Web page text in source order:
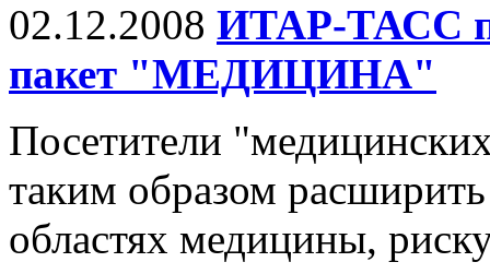
02.12.2008 ИТАР-ТАСС
пакет "МЕДИЦИНА"
Посетители
таким образом
областях медицины,